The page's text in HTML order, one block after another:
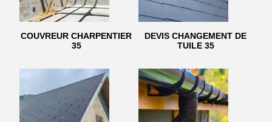
COUVREUR CHARPENTIER
35
DEVIS CHANGEMENT DE
TUILE 35